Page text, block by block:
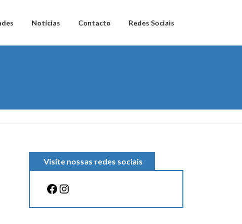
Notícias Contacto Redes Sociais
Visite nossas redes sociais
Facebook
Instagram